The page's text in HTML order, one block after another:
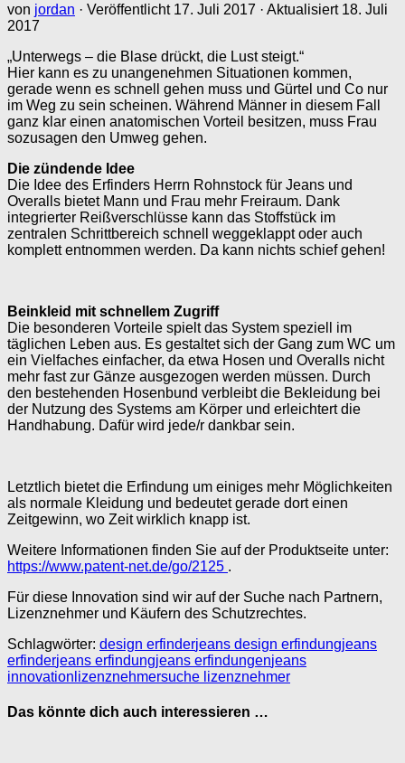
von jordan · Veröffentlicht 17. Juli 2017 · Aktualisiert 18. Juli
2017
„Unterwegs – die Blase drückt, die Lust steigt.“
Hier kann es zu unangenehmen Situationen kommen,
gerade wenn es schnell gehen muss und Gürtel und Co nur
im Weg zu sein scheinen. Während Männer in diesem Fall
ganz klar einen anatomischen Vorteil besitzen, muss Frau
sozusagen den Umweg gehen.
Die zündende Idee
Die Idee des Erfinders Herrn Rohnstock für Jeans und
Overalls bietet Mann und Frau mehr Freiraum. Dank
integrierter Reißverschlüsse kann das Stoffstück im
zentralen Schrittbereich schnell weggeklappt oder auch
komplett entnommen werden. Da kann nichts schief gehen!
Beinkleid mit schnellem Zugriff
Die besonderen Vorteile spielt das System speziell im
täglichen Leben aus. Es gestaltet sich der Gang zum WC um
ein Vielfaches einfacher, da etwa Hosen und Overalls nicht
mehr fast zur Gänze ausgezogen werden müssen. Durch
den bestehenden Hosenbund verbleibt die Bekleidung bei
der Nutzung des Systems am Körper und erleichtert die
Handhabung. Dafür wird jede/r dankbar sein.
Letztlich bietet die Erfindung um einiges mehr Möglichkeiten
als normale Kleidung und bedeutet gerade dort einen
Zeitgewinn, wo Zeit wirklich knapp ist.
Weitere Informationen finden Sie auf der Produktseite unter:
https://www.patent-net.de/go/2125 .
Für diese Innovation sind wir auf der Suche nach Partnern,
Lizenznehmer und Käufern des Schutzrechtes.
Schlagwörter: design erfinderjeans design erfindungjeans
erfinderjeans erfindungjeans erfindungenjeans
innovation lizenznehmersuche lizenznehmer
Das könnte dich auch interessieren …